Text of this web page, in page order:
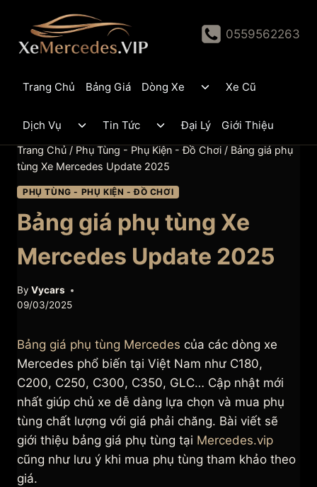
content
0559562263
Trang Chủ Bảng Giá Dòng Xe
ToggleXe Cũ
Dịch Vụ
Toggle
menu
Tin Tức
Toggle
menu
Đại Lý Giới Thiệu
Trang Chủ / Phụ Tùng - Phụ Kiện - Đồ Chơi / Bảng giá phụ
tùng Xe Mercedes Update 2025
PHỤ TÙNG - PHỤ KIỆN - ĐỒ CHƠI
Bảng giá phụ tùng Xe
Mercedes Update 2025
By Vycars
09/03/2025
Bảng giá phụ tùng Mercedes của các dòng xe
Mercedes phổ biến tại Việt Nam như C180,
C200, C250, C300, C350, GLC… Cập nhật mới
nhất giúp chủ xe dễ dàng lựa chọn và mua phụ
tùng chất lượng với giá phải chăng. Bài viết sẽ
giới thiệu bảng giá phụ tùng tại Mercedes.vip
cũng như lưu ý khi mua phụ tùng tham khảo theo
giá.